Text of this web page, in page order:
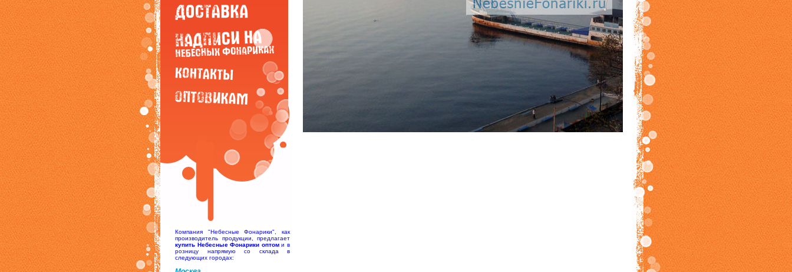
Компания "Небесные Фонарики", как
производитель продукции, предлагает
купить Небесные Фонарики оптоми в
розницу напрямую со склада в
следующих городах: